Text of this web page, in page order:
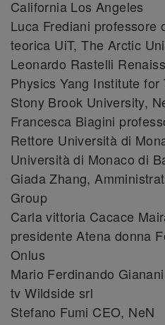
California Los Angeles
Luca Frediani professore
teorica UiT, The Arctic
Leonardo Rastelli
Physics Yang Institute
Stony Brook University,
Francesca Biagini
Rettore Università di
Università di Monaco di
Giada Zhang,
Group
Carla vittoria Cacace
presidente Atena donna
Onlus
Mario Ferdinando
tv Wildside srl
Stefano Fumi CEO, NeN